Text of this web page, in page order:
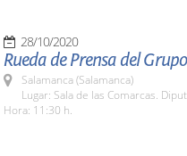
28/10/2020
Rueda de Prensa del
Salamanca (Salamanca)
Lugar: Sala de las Comarcas.
Hora: 11:30 h.